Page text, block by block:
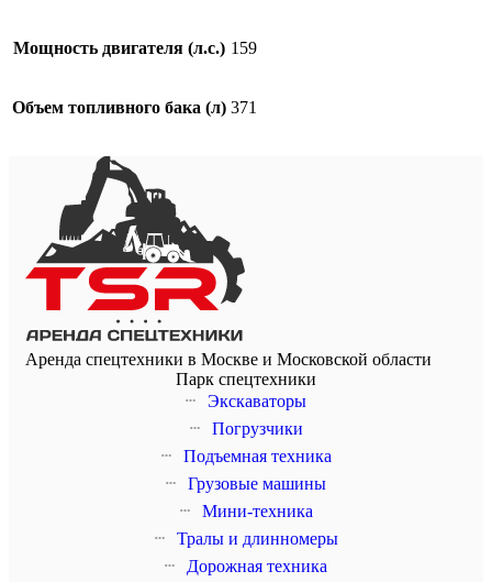
Мощность двигателя (л.с.) 159
Объем топливного бака (л) 371
Аренда спецтехники в Москве и Московской области
Парк спецтехники
Экскаваторы
Погрузчики
Подъемная техника
Грузовые машины
Мини-техника
Тралы и длинномеры
Дорожная техника